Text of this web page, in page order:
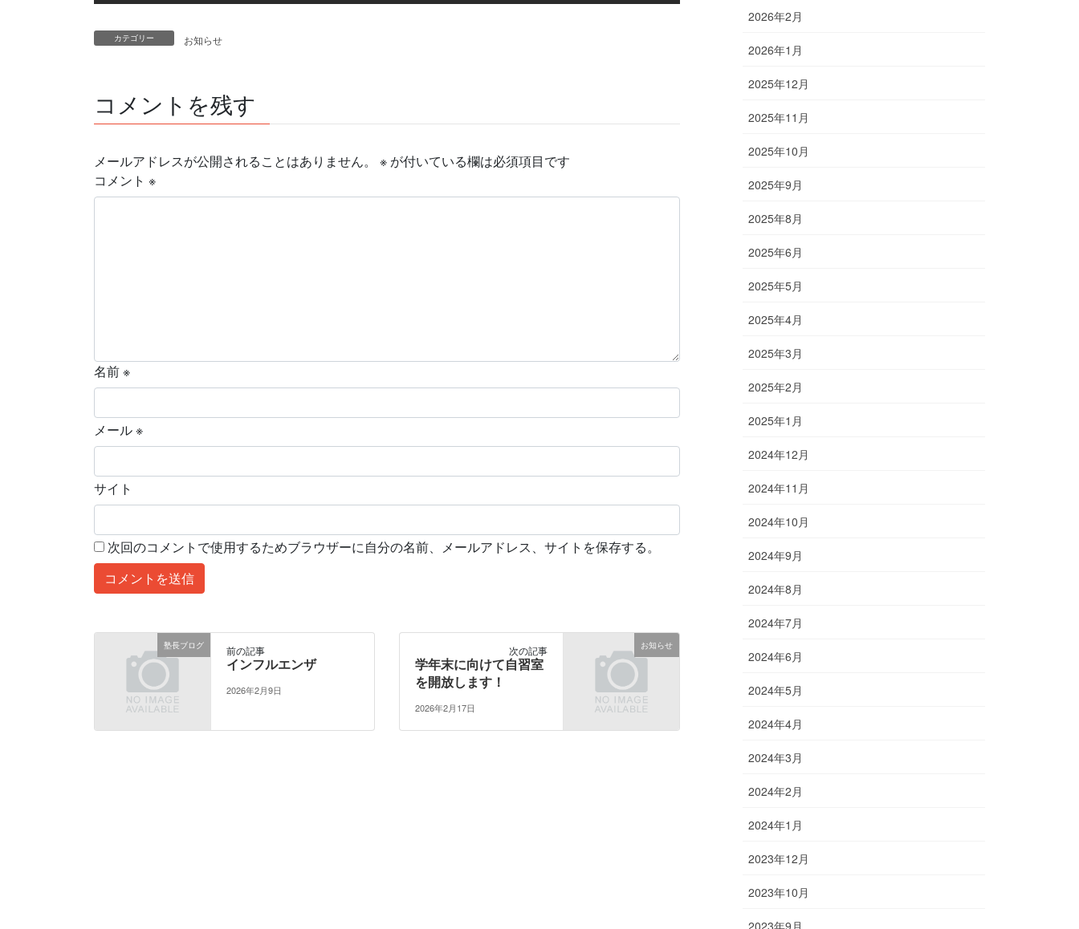
カテゴリー お知らせ
コメントを残す
メールアドレスが公開されることはありません。 ※ が付いている欄は必須項目です
コメント ※
名前※
メール※
サイト
次回のコメントで使用するためブラウザーに自分の名前、メールアドレス、サイトを保存する。
塾長ブログ 前の記事
インフルエンザ
2026年2月9日
お知らせ
次の記事
学年末に向けて自習室
を開放します！
2026年2月17日
2026年2月
2026年1月
2025年12月
2025年11月
2025年10月
2025年9月
2025年8月
2025年6月
2025年5月
2025年4月
2025年3月
2025年2月
2025年1月
2024年12月
2024年11月
2024年10月
2024年9月
2024年8月
2024年7月
2024年6月
2024年5月
2024年4月
2024年3月
2024年2月
2024年1月
2023年12月
2023年10月